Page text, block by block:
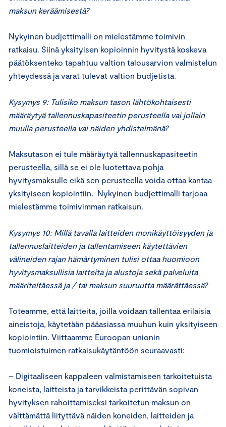
maksun keräämisestä?
Nykyinen budjettimalli on mielestämme toimivin
ratkaisu. Siinä yksityisen kopioinnin hyvitystä koskeva
päätöksenteko tapahtuu valtion talousarvion valmistelun
yhteydessä ja varat tulevat valtion budjetista.
Kysymys 9: Tulisiko maksun tason lähtökohtaisesti
määräytyä tallennuskapasiteetin perusteella vai jollain
muulla perusteella vai näiden yhdistelmänä?
Maksutason ei tule määräytyä tallennuskapasiteetin
perusteella, sillä se ei ole luotettava pohja
hyvitysmaksulle eikä sen perusteella voida ottaa kantaa
yksityiseen kopiointiin. Nykyinen budjettimalli tarjoaa
mielestämme toimivimman ratkaisun.
Kysymys 10: Millä tavalla laitteiden monikäyttöisyyden ja
tallennuslaitteiden ja tallentamiseen käytettävien
välineiden rajan hämärtyminen tulisi ottaa huomioon
hyvitysmaksullisia laitteita ja alustoja sekä palveluita
määriteltäessä ja / tai maksun suuruutta määrättäessä?
Toteamme, että laitteita, joilla voidaan tallentaa erilaisia
aineistoja, käytetään pääasiassa muuhun kuin yksityiseen
kopiointiin. Viittaamme Euroopan unionin
tuomioistuimen ratkaisukäytäntöön seuraavasti:
– Digitaaliseen kappaleen valmistamiseen tarkoitetuista
koneista, laitteista ja tarvikkeista perittävän sopivan
hyvityksen rahoittamiseksi tarkoitetun maksun on
välttämättä liityttävä näiden koneiden, laitteiden ja